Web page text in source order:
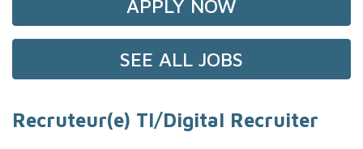
APPLY NOW
SEE ALL JOBS
Recruteur(e) TI/Digital Recruiter